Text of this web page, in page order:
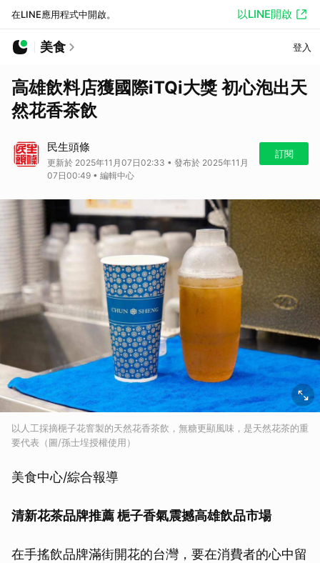
在LINE應用程式中開啟。 以LINE開啟
美食 登入
高雄飲料店獲國際iTQi大獎 初心泡出天
然花香茶飲
民生頭條
更新於 2025年11月07日02:33 • 發布於 2025年11月
07日00:49 • 編輯中心
訂閱
以人工採摘梔子花窨製的天然花香茶飲，無糖更顯風味，是天然花茶的重
要代表（圖/孫士埕授權使用）
美食中心/綜合報導
清新花茶品牌推薦 梔子香氣震撼高雄飲品市場
在手搖飲品牌滿街開花的台灣，要在消費者的心中留